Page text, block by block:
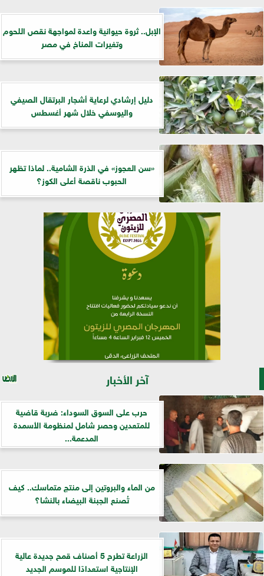
الإبل.. ثروة حيوانية واعدة لمواجهة نقص اللحوم
وتغيرات المناخ في مصر
دليل إرشادي لرعاية أشجار البرتقال الصيفي
واليوسفي خلال شهر أغسطس
«سن العجوز» في الذرة الشامية.. لماذا تظهر
الحبوب ناقصة أعلى الكوز؟
آخر الأخبار
حرب على السوق السوداء: ضربة قاضية
للمتعدين وحصر شامل لمنظومة الأسمدة
المدعمة...
من الماء والبروتين إلى منتج متماسك.. كيف
تُصنع الجبنة البيضاء بالنشا؟
الزراعة تطرح 5 أصناف قمح جديدة عالية
الإنتاجية استعدادًا للموسم الجديد